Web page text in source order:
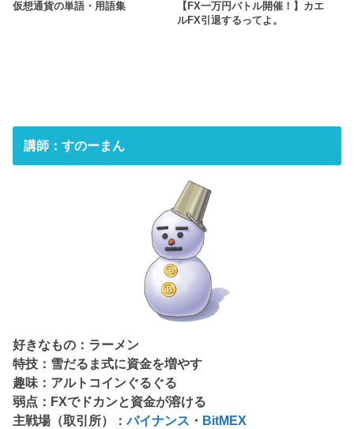
仮想通貨の単語・用語集
【FX一万円バトル開催！】カエ
ルFX引退するってよ。
講師：すのーまん
好きなもの：ラーメン
特技：雪だるま式に資金を増やす
趣味：アルトコインぐるぐる
弱点：FXでドカンと資金が溶ける
主戦場（取引所）：バイナンス ・ BitMEX